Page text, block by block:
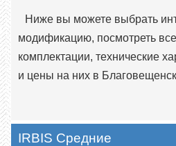
Ниже вы можете выбрать
модификацию, посмотреть
комплектации, технические
и цены на них в
IRBIS Средние